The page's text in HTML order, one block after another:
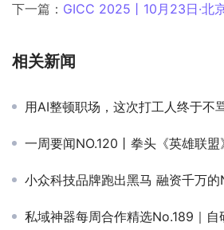
下一篇： GICC 2025丨10月23日·北京，与千+出海精
相关新闻
用AI整顿职场，这次打工人终于不
一周要闻NO.120丨拳头《英雄联盟》团队裁员；TikTok美区入驻门槛大调整；中
小众科技品牌跑出黑马 融资千万
私域神器每周合作精选No.189｜自研猫咪逃脱产品求发行；AI漫剧制作团队找日本IP；